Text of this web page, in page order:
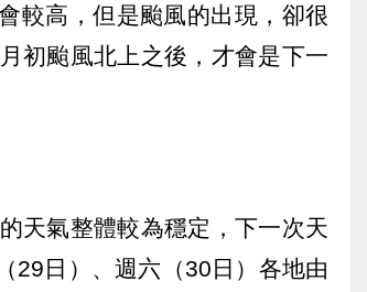
較高，但是颱風的出現，卻很
初颱風北上之後，才會是下一
天氣整體較為穩定，下一次天
29日）、週六（30日）各地由